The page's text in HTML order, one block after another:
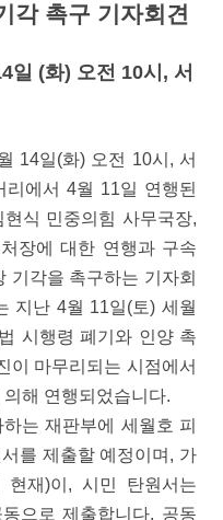
각 촉구 기자회견
일 (화) 오전 10시, 서
14일(화) 오전 10시, 서
에서 4월 11일 연행된
식 민중의힘 사무국장,
장에 대한 연행과 구속
기각을 촉구하는 기자회
지난 4월 11일(토) 세월
시행령 폐기와 인양 촉
이 마무리되는 시점에서
해 연행되었습니다.
는 재판부에 세월호 피
를 제출할 예정이며, 가
재)이, 시민 탄원서는
으로 제출합니다. 공동